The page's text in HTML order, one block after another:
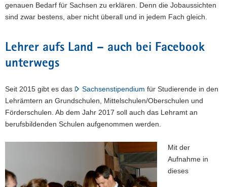
genauen Bedarf für Sachsen zu erklären. Denn die Jobaussichten
sind zwar bestens, aber nicht überall und in jedem Fach gleich.
Lehrer aufs Land – auch bei Facebook
unterwegs
Seit 2015 gibt es das Sachsenstipendium für Studierende in den
Lehrämtern an Grundschulen, Mittelschulen/Oberschulen und
Förderschulen. Ab dem Jahr 2017 soll auch das Lehramt an
berufsbildenden Schulen aufgenommen werden.
Mit der
Aufnahme in
dieses